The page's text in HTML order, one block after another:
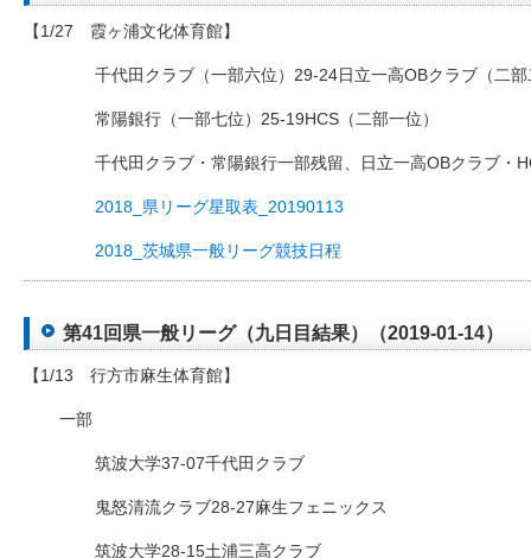
【1/27 霞ヶ浦文化体育館】
千代田クラブ（一部六位）29-24日立一高OBクラブ（二
常陽銀行（一部七位）25-19HCS（二部一位）
千代田クラブ・常陽銀行一部残留、日立一高OBクラブ・
2018_県リーグ星取表_20190113
2018_茨城県一般リーグ競技日程
第41回県一般リーグ（九日目結果）（2019-01-14）
【1/13 行方市麻生体育館】
一部
筑波大学37-07千代田クラブ
鬼怒清流クラブ28-27麻生フェニックス
筑波大学28-15土浦三高クラブ